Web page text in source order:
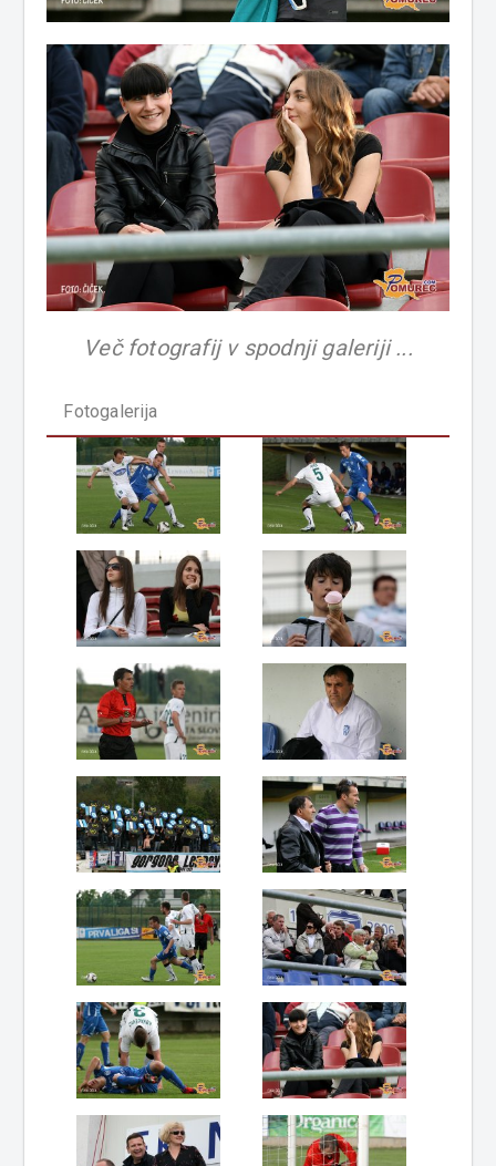
Več fotografij v spodnji galeriji ...
Fotogalerija